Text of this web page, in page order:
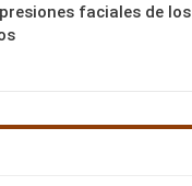
faciales de los